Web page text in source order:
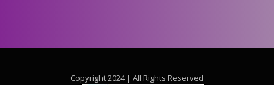
Copyright 2024 | All Rights Reserved